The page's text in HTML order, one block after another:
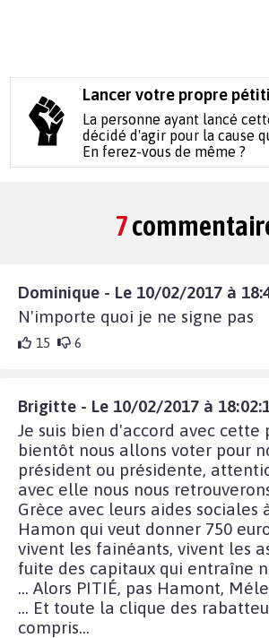
Lancer votre propre
La personne ayant lancé
décidé d'agir pour la cause
En ferez-vous de même ?
7
Dominique - Le 10/02/2017 à
N'importe quoi je ne signe pas
15 6
Brigitte - Le 10/02/2017 à
Je suis bien d'accord avec cette
bientôt nous allons voter pour
président ou présidente,
avec elle nous nous
Grèce avec leurs aides sociales
Hamon qui veut donner 750
vivent les fainéants, vivent les
fuite des capitaux qui entraîne
... Alors PITIÉ, pas Hamont,
... Et toute la clique des
compris...